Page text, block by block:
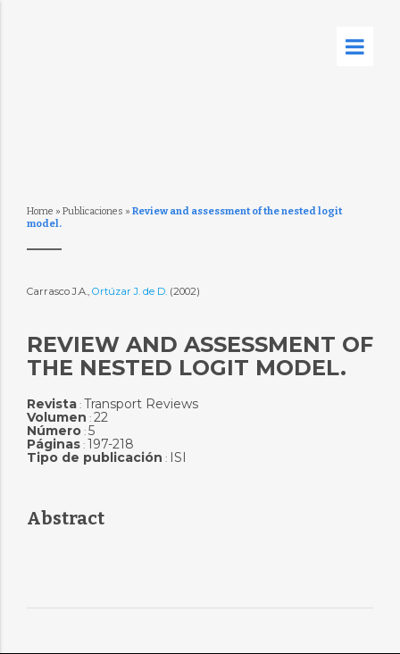
Home » Publicaciones » Review and assessment of the nested logit
model.
Carrasco J.A., Ortúzar J. de D. (2002)
REVIEW AND ASSESSMENT OF
THE NESTED LOGIT MODEL.
Revista: Transport Reviews
Volumen : 22
Número: 5
Páginas: 197-218
Tipo de publicación : ISI
Abstract